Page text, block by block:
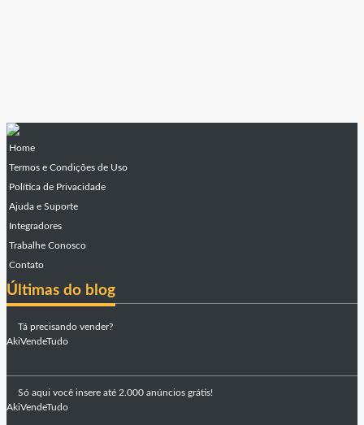
Home
Termos e Condições de Uso
Política de Privacidade
Ajuda e Suporte
Integradores
Trabalhe Conosco
Contato
Últimas do blog
Tá precisando vender?
AkiVendeTudo
Só aqui você insere até 2.000 anúncios grátis!
AkiVendeTudo